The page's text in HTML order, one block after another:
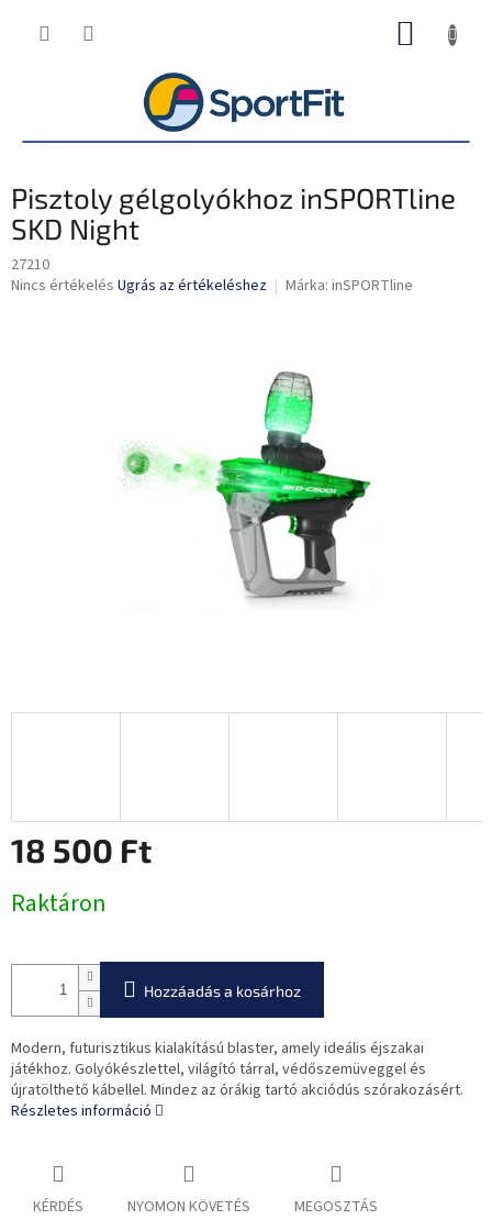
KOSÁR
Pisztoly gélgolyókhoz inSPORTline
SKD Night
27210
A
Nincs értékelés Ugrás az értékeléshez Márka: inSPORTline
18 500 Ft
Raktáron
Hozzáadás a kosárhoz
Modern, futurisztikus kialakítású blaster, amely ideális éjszakai
játékhoz. Golyókészlettel, világító tárral, védőszemüveggel és
újratölthető kábellel. Mindez az órákig tartó akciódús szórakozásért.
Részletes információ
KÉRDÉS NYOMON KÖVETÉS MEGOSZTÁS